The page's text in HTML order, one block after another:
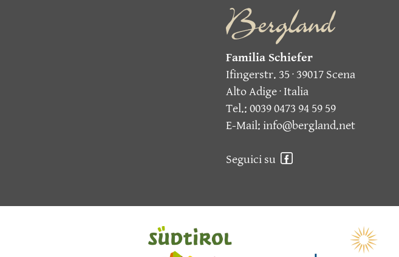
Familia Schiefer
Ifingerstr. 35 · 39017 Scena
Alto Adige · Italia
Tel.: 0039 0473 94 59 59
E-Mail: info@bergland.net
Seguici su bh-font-facebook2